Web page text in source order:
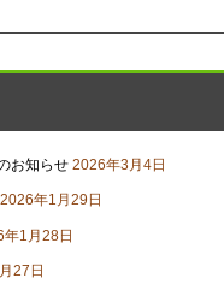
お知らせ 2026年3月4日
2026年1月29日
年1月28日
27日